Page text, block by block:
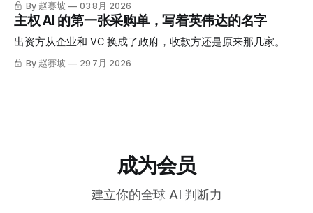
By 赵赛坡 03 8月 2026
主权 AI 的第一张采购单，写着英伟达的名字
出资方从企业和 VC 换成了政府，收款方还是原来那几家。
By 赵赛坡 29 7月 2026
成为会员
建立你的全球 AI 判断力